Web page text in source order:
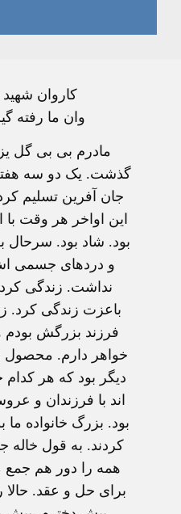
کاروان
وان ما رفته
مادرم بی بی گل
گذشت. یک دو سه
جان آفرین تسلیم
این اواخر هر وقت
بود. شاد بود. سرحال
و دردهای جسمی
نداشت. زندگی
باعزت زندگی کرد.
فرزند بزرگش بودم
خواهر دارم. محصول
دیگر بود که هر کدام
اند با فرزندان و
بود. بزرگ خانواده ما
کردند. به قول خاله
همه را دور هم
برای حل و عقد.